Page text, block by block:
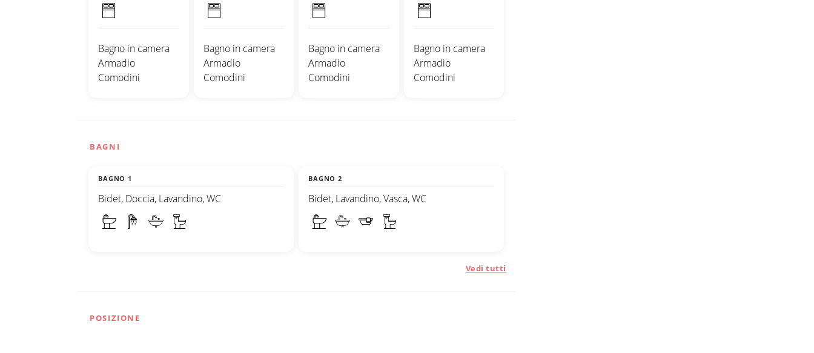
Bagno in camera
Armadio
Comodini
Bagno in camera
Armadio
Comodini
Bagno in camera
Armadio
Comodini
Bagno in camera
Armadio
Comodini
BAGNI
BAGNO 1
Bidet, Doccia, Lavandino, WC
BAGNO 2
Bidet, Lavandino, Vasca, WC
Vedi tutti
POSIZIONE